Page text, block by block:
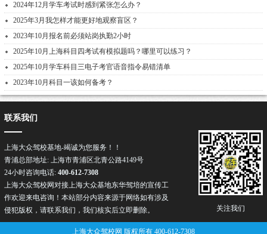
2024年12月学车考试时感到紧张怎么办？
2025年3月我怎样才能更好地观察盲区？
2023年10月报名前必须站岗执勤2小时
2025年10月上海科目四考试有模拟题吗？哪里可以练习？
2025年10月学车科目三电子考官语音指令易错清单
2023年10月科目一该如何备考？
关注我们
联系我们
上海大众驾校基地-竭诚为您服务！！
青浦总部地址: 上海市青浦区北青公路4149号
24小时咨询电话: 400-612-7308
上海大众驾校网对接上海大众基地东华驾培的宣传工
作欢迎来电咨询！本站部分内容来源于网络如有涉及
侵犯版权，请联系我们，我们核实后立即删除。
上海大众驾校网 版权所有 400-612-7308